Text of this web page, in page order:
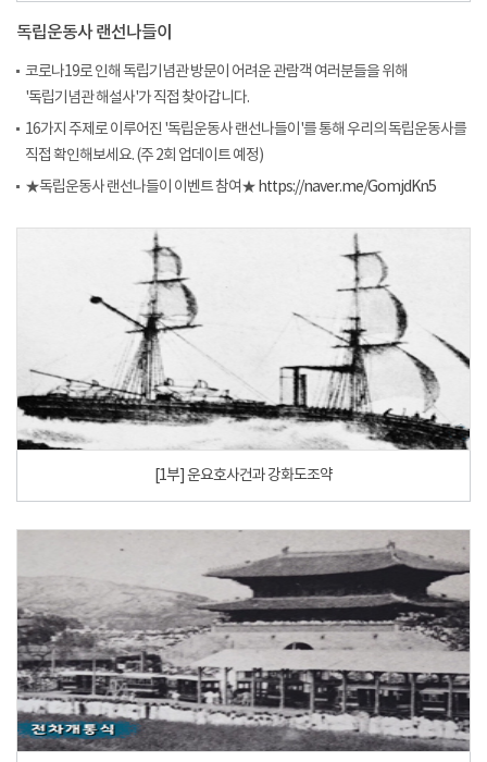
독립운동사 랜선나들이
코로나19로 인해 독립기념관 방문이 어려운 관람객 여러분들을 위해
'독립기념관 해설사'가 직접 찾아갑니다.
16가지 주제로 이루어진 '독립운동사 랜선나들이'를 통해 우리의 독립운동사를
직접 확인해보세요. (주 2회 업데이트 예정)
★독립운동사 랜선나들이 이벤트 참여★ https://naver.me/GomjdKn5
[1부] 운요호사건과 강화도조약